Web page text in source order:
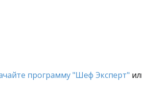
программу "Шеф Эксперт"